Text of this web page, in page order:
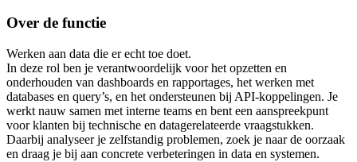
Over de functie
Werken aan data die er echt toe doet.
In deze rol ben je verantwoordelijk voor het opzetten en
onderhouden van dashboards en rapportages, het werken met
databases en query’s, en het ondersteunen bij API-koppelingen. Je
werkt nauw samen met interne teams en bent een aanspreekpunt
voor klanten bij technische en datagerelateerde vraagstukken.
Daarbij analyseer je zelfstandig problemen, zoek je naar de oorzaak
en draag je bij aan concrete verbeteringen in data en systemen.